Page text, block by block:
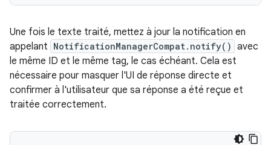
Une fois le texte traité, mettez à jour la notification en
appelant NotificationManagerCompat.notify() avec
le même ID et le même tag, le cas échéant. Cela est
nécessaire pour masquer l'UI de réponse directe et
confirmer à l'utilisateur que sa réponse a été reçue et
traitée correctement.